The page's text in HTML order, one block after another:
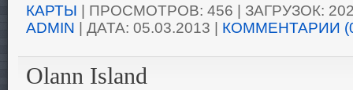
КАРТЫ | ПРОСМОТРОВ: 456 | ЗАГРУЗОК:
ADMIN | ДАТА: 05.03.2013 | КОММЕНТАРИИ
Olann Island